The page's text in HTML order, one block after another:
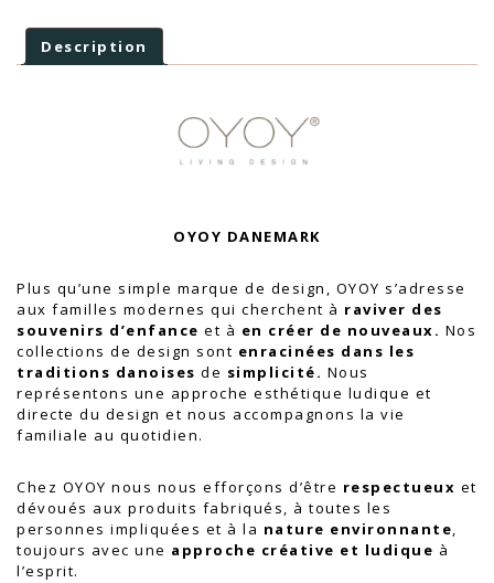
Description
OYOY DANEMARK
Plus qu’une simple marque de design, OYOY s’adresse
aux familles modernes qui cherchent à raviver des
souvenirs d’enfance et à en créer de nouveaux. Nos
collections de design sont enracinées dans les
traditions danoises de simplicité. Nous
représentons une approche esthétique ludique et
directe du design et nous accompagnons la vie
familiale au quotidien.
Chez OYOY nous nous efforçons d’être respectueux et
dévoués aux produits fabriqués, à toutes les
personnes impliquées et à la nature environnante,
toujours avec une approche créative et ludique à
l’esprit.